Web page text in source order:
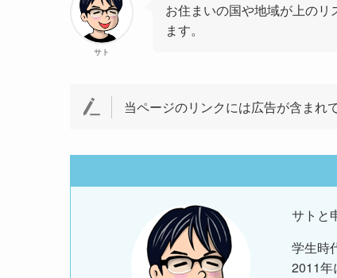
サト
お住まいの国や地域が上の
ます。
当ページのリンクには広告が含まれ
サトと
学生時
2011年